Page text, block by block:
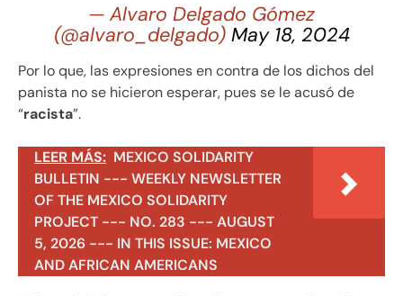
— Alvaro Delgado Gómez
(@alvaro_delgado) May 18, 2024
Por lo que, las expresiones en contra de los dichos del
panista no se hicieron esperar, pues se le acusó de
“racista”.
LEER MÁS: MEXICO SOLIDARITY
BULLETIN --- WEEKLY NEWSLETTER
OF THE MEXICO SOLIDARITY
PROJECT --- NO. 283 --- AUGUST
5, 2026 --- IN THIS ISSUE: MEXICO
AND AFRICAN AMERICANS